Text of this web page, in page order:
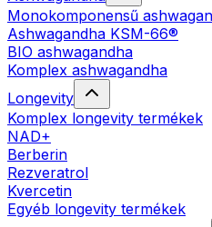
Monokomponensű
Ashwagandha KSM-66®
BIO ashwagandha
Komplex ashwagandha
Longevity
Komplex longevity termékek
NAD+
Berberin
Rezveratrol
Kvercetin
Egyéb longevity termékek